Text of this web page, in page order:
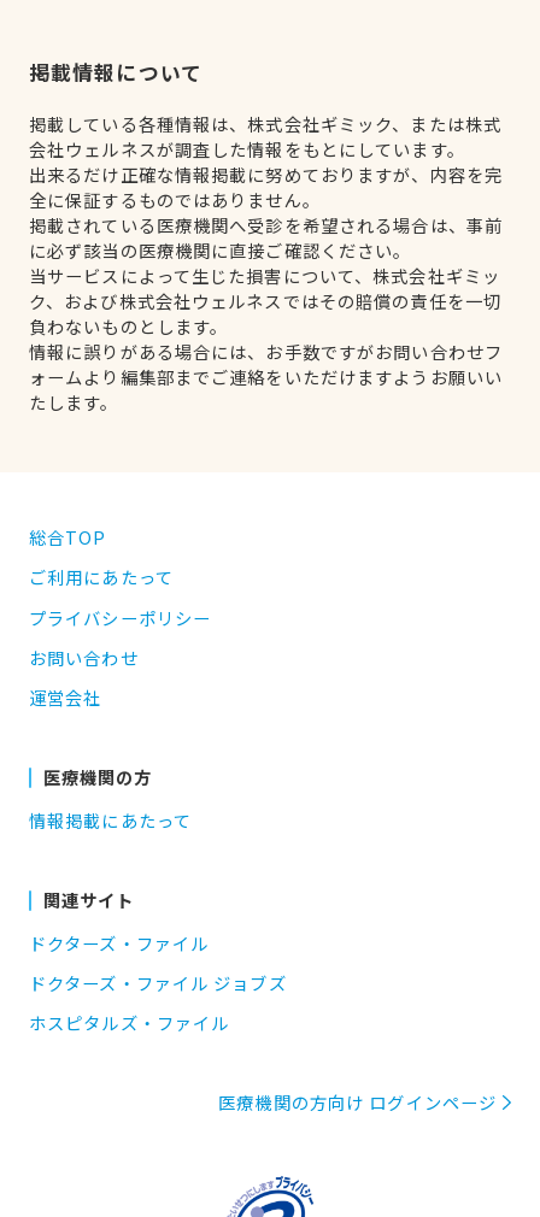
掲載情報について
掲載している各種情報は、株式会社ギミック、または株式
会社ウェルネスが調査した情報をもとにしています。
出来るだけ正確な情報掲載に努めておりますが、内容を完
全に保証するものではありません。
掲載されている医療機関へ受診を希望される場合は、事前
に必ず該当の医療機関に直接ご確認ください。
当サービスによって生じた損害について、株式会社ギミッ
ク、および株式会社ウェルネスではその賠償の責任を一切
負わないものとします。
情報に誤りがある場合には、お手数ですがお問い合わせフ
ォームより編集部までご連絡をいただけますようお願いい
たします。
総合TOP
ご利用にあたって
プライバシーポリシー
お問い合わせ
運営会社
医療機関の方
情報掲載にあたって
関連サイト
ドクターズ・ファイル
ドクターズ・ファイル ジョブズ
ホスピタルズ・ファイル
医療機関の方向け ログインページ